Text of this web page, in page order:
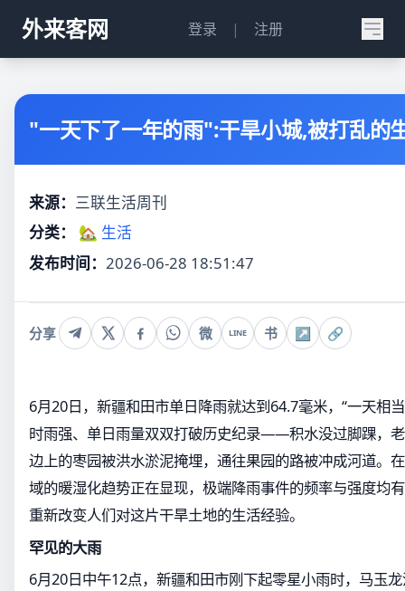
外来客网 登录 | 注册
"一天下了一年的雨":干旱小城,被打乱的
来源： 三联生活周刊
分类：
🏡 生活
发布时间： 2026-06-28 18:51:47
分享 微 LINE 书 ↗ 🔗
6月20日，新疆和田市单日降雨就达到64.7毫米，“一天相
时雨强、单日雨量双双打破历史纪录——积水没过脚踝，
边上的枣园被洪水淤泥掩埋，通往果园的路被冲成河道。
域的暖湿化趋势正在显现，极端降雨事件的频率与强度均
重新改变人们对这片干旱土地的生活经验。
罕见的大雨
6月20日中午12点，新疆和田市刚下起零星小雨时，马玉